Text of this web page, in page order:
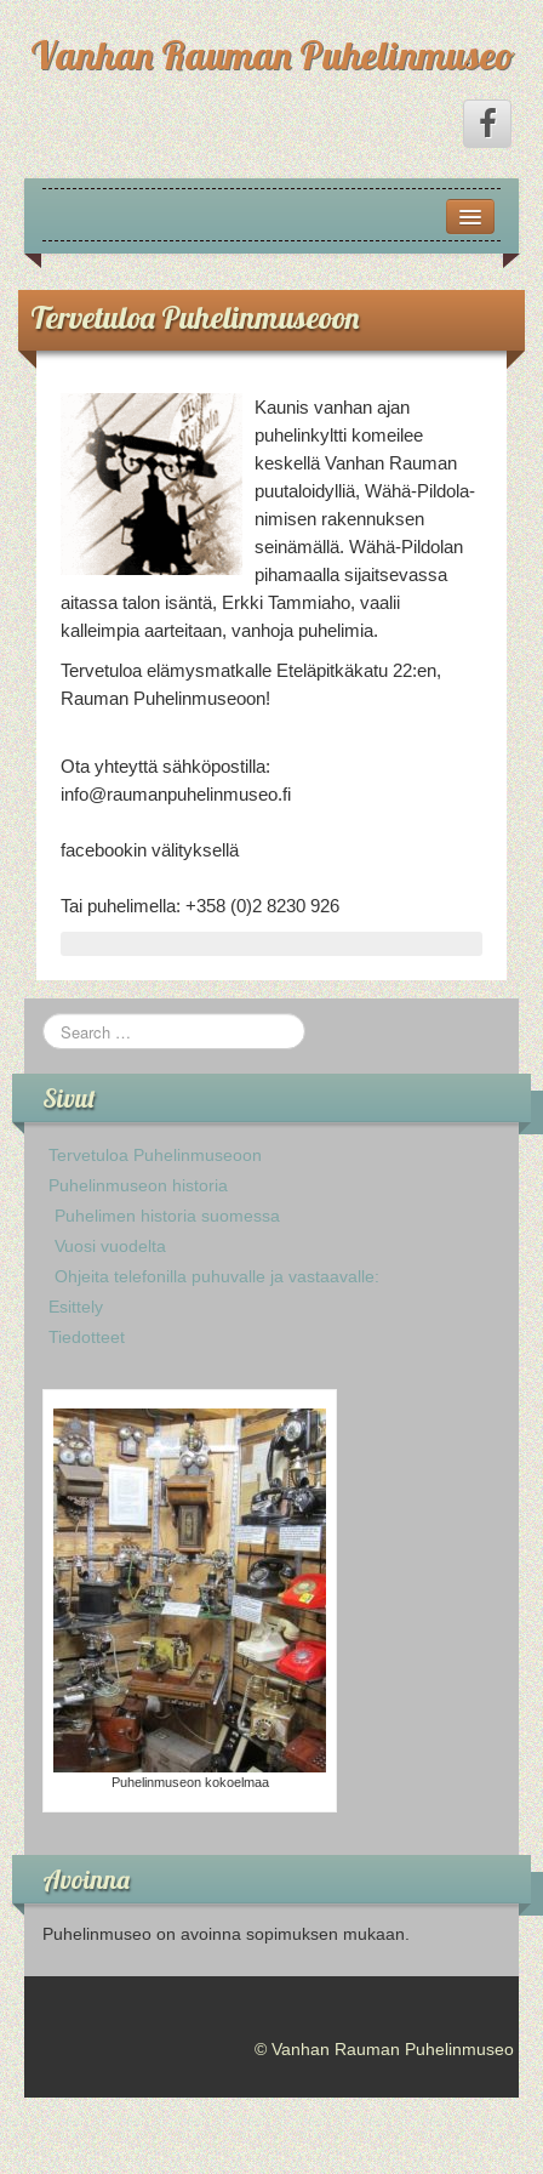
Vanhan Rauman Puhelinmuseo
PUHELINMUSEON HISTORIA
PUHELIMEN HISTORIA SUOMESSA
VUOSI VUODELTA
OHJEITA TELEFONILLA PUHUVALLE JA
ESITTELY
TIEDOTTEET
Tervetuloa Puhelinmuseoon
Kaunis vanhan ajan
puhelinkyltti komeilee
keskellä Vanhan Rauman
puutaloidylliä, Wähä-Pildola-
nimisen rakennuksen
seinämällä. Wähä-Pildolan
pihamaalla sijaitsevassa
aitassa talon isäntä, Erkki Tammiaho, vaalii
kalleimpia aarteitaan, vanhoja puhelimia.
Tervetuloa elämysmatkalle Eteläpitkäkatu 22:en,
Rauman Puhelinmuseoon!
Ota yhteyttä sähköpostilla:
info@raumanpuhelinmuseo.fi
facebookin välityksellä
Tai puhelimella: +358 (0)2 8230 926
Sivut
Tervetuloa Puhelinmuseoon
Puhelinmuseon historia
Puhelimen historia suomessa
Vuosi vuodelta
Ohjeita telefonilla puhuvalle ja vastaavalle:
Esittely
Tiedotteet
Puhelinmuseon kokoelmaa
Avoinna
Puhelinmuseo on avoinna sopimuksen mukaan.
© Vanhan Rauman Puhelinmuseo